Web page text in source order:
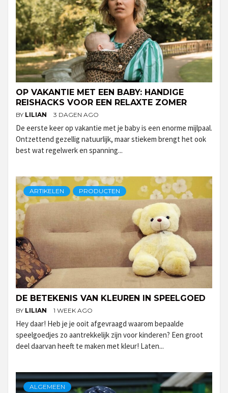
OP VAKANTIE MET EEN BABY: HANDIGE
REISHACKS VOOR EEN RELAXTE ZOMER
BY LILIAN 3 DAGEN AGO
De eerste keer op vakantie met je baby is een enorme mijlpaal.
Ontzettend gezellig natuurlijk, maar stiekem brengt het ook
best wat regelwerk en spanning...
ARTIKELEN PRODUCTEN
DE BETEKENIS VAN KLEUREN IN SPEELGOED
BY LILIAN 1 WEEK AGO
Hey daar! Heb je je ooit afgevraagd waarom bepaalde
speelgoedjes zo aantrekkelijk zijn voor kinderen? Een groot
deel daarvan heeft te maken met kleur! Laten...
ALGEMEEN